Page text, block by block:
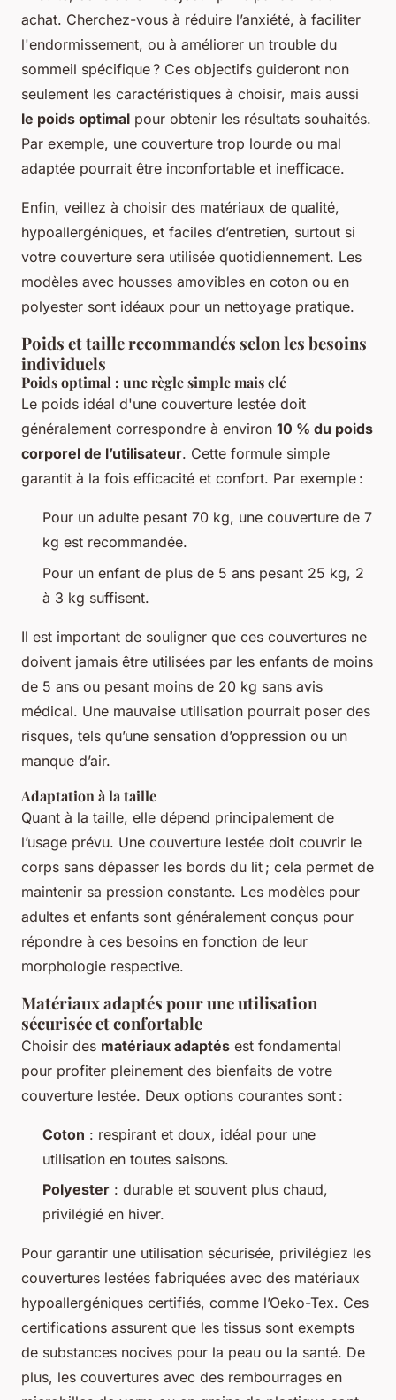
achat. Cherchez-vous à réduire l’anxiété, à faciliter
l'endormissement, ou à améliorer un trouble du
sommeil spécifique ? Ces objectifs guideront non
seulement les caractéristiques à choisir, mais aussi
le poids optimal pour obtenir les résultats souhaités.
Par exemple, une couverture trop lourde ou mal
adaptée pourrait être inconfortable et inefficace.
Enfin, veillez à choisir des matériaux de qualité,
hypoallergéniques, et faciles d’entretien, surtout si
votre couverture sera utilisée quotidiennement. Les
modèles avec housses amovibles en coton ou en
polyester sont idéaux pour un nettoyage pratique.
Poids et taille recommandés selon les besoins
individuels
Poids optimal : une règle simple mais clé
Le poids idéal d'une couverture lestée doit
généralement correspondre à environ 10 % du poids
corporel de l’utilisateur. Cette formule simple
garantit à la fois efficacité et confort. Par exemple :
Pour un adulte pesant 70 kg, une couverture de 7
kg est recommandée.
Pour un enfant de plus de 5 ans pesant 25 kg, 2
à 3 kg suffisent.
Il est important de souligner que ces couvertures ne
doivent jamais être utilisées par les enfants de moins
de 5 ans ou pesant moins de 20 kg sans avis
médical. Une mauvaise utilisation pourrait poser des
risques, tels qu’une sensation d’oppression ou un
manque d’air.
Adaptation à la taille
Quant à la taille, elle dépend principalement de
l’usage prévu. Une couverture lestée doit couvrir le
corps sans dépasser les bords du lit ; cela permet de
maintenir sa pression constante. Les modèles pour
adultes et enfants sont généralement conçus pour
répondre à ces besoins en fonction de leur
morphologie respective.
Matériaux adaptés pour une utilisation
sécurisée et confortable
Choisir des matériaux adaptés est fondamental
pour profiter pleinement des bienfaits de votre
couverture lestée. Deux options courantes sont :
Coton : respirant et doux, idéal pour une
utilisation en toutes saisons.
Polyester : durable et souvent plus chaud,
privilégié en hiver.
Pour garantir une utilisation sécurisée, privilégiez les
couvertures lestées fabriquées avec des matériaux
hypoallergéniques certifiés, comme l’Oeko-Tex. Ces
certifications assurent que les tissus sont exempts
de substances nocives pour la peau ou la santé. De
plus, les couvertures avec des rembourrages en